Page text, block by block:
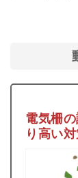
電気柵
り高い